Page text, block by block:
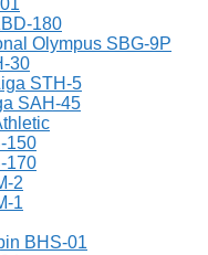
180
Olympus SBG-9P
30
STH-5
SAH-45
150
170
2
1
BHS-01